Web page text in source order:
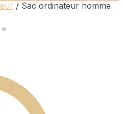
/ Sac ordinateur homme